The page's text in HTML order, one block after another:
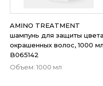
AMINO TREATMENT
шампунь для защиты цвета
окрашенных волос, 1000
B065142
Объем: 1000 мл